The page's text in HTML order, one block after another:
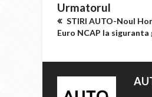
Urmatorul
STIRI AUTO-Noul
Euro NCAP la siguranta